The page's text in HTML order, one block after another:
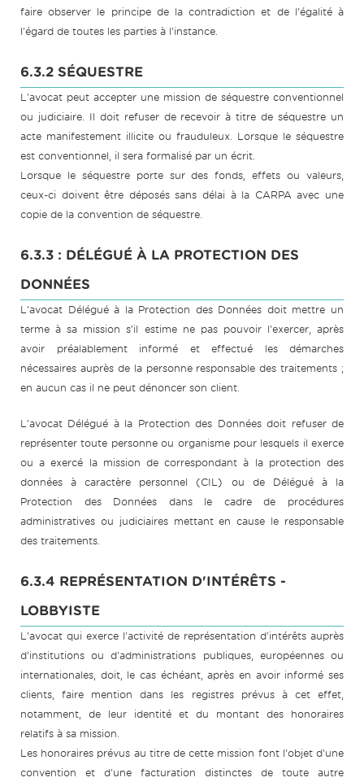
faire observer le principe de la contradiction et de l'égalité à
l'égard de toutes les parties à l'instance.
6.3.2 SÉQUESTRE
L'avocat peut accepter une mission de séquestre conventionnel
ou judiciaire. Il doit refuser de recevoir à titre de séquestre un
acte manifestement illicite ou frauduleux. Lorsque le séquestre
est conventionnel, il sera formalisé par un écrit.
Lorsque le séquestre porte sur des fonds, effets ou valeurs,
ceux-ci doivent être déposés sans délai à la CARPA avec une
copie de la convention de séquestre.
6.3.3 : DÉLÉGUÉ À LA PROTECTION DES
DONNÉES
L'avocat Délégué à la Protection des Données doit mettre un
terme à sa mission s'il estime ne pas pouvoir l'exercer, après
avoir préalablement informé et effectué les démarches
nécessaires auprès de la personne responsable des traitements ;
en aucun cas il ne peut dénoncer son client.
L'avocat Délégué à la Protection des Données doit refuser de
représenter toute personne ou organisme pour lesquels il exerce
ou a exercé la mission de correspondant à la protection des
données à caractère personnel (CIL) ou de Délégué à la
Protection des Données dans le cadre de procédures
administratives ou judiciaires mettant en cause le responsable
des traitements.
6.3.4 REPRÉSENTATION D'INTÉRÊTS -
LOBBYISTE
L'avocat qui exerce l'activité de représentation d'intérêts auprès
d'institutions ou d'administrations publiques, européennes ou
internationales, doit, le cas échéant, après en avoir informé ses
clients, faire mention dans les registres prévus à cet effet,
notamment, de leur identité et du montant des honoraires
relatifs à sa mission.
Les honoraires prévus au titre de cette mission font l'objet d'une
convention et d'une facturation distinctes de toute autre